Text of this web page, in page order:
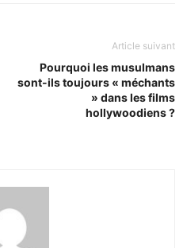
Article suivant
Pourquoi les musulmans
sont-ils toujours « méchants
» dans les films
hollywoodiens ?